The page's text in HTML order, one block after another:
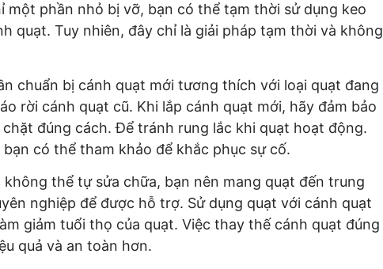
một phần nhỏ bị vỡ, bạn có thể tạm thời sử dụng keo
quạt. Tuy nhiên, đây chỉ là giải pháp tạm thời và không
chuẩn bị cánh quạt mới tương thích với loại quạt đang
rời cánh quạt cũ. Khi lắp cánh quạt mới, hãy đảm bảo
đúng cách. Để tránh rung lắc khi quạt hoạt động.
bạn có thể tham khảo để khắc phục sự cố.
thể tự sửa chữa, bạn nên mang quạt đến trung
nghiệp để được hỗ trợ. Sử dụng quạt với cánh quạt
giảm tuổi thọ của quạt. Việc thay thế cánh quạt đúng
quả và an toàn hơn.